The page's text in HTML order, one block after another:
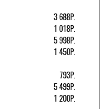
3 688Р.
1 018Р.
5 998Р.
1 450Р.
793Р.
5 499Р.
1 200Р.